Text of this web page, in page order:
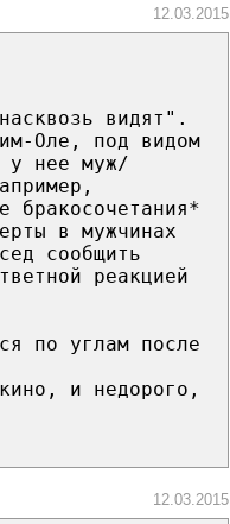
12.03.2015
видят".
Оле, под видом
у нее муж/
бракосочетания*
в мужчинах
сообщить
реакцией
по углам после
и недорого,
12.03.2015